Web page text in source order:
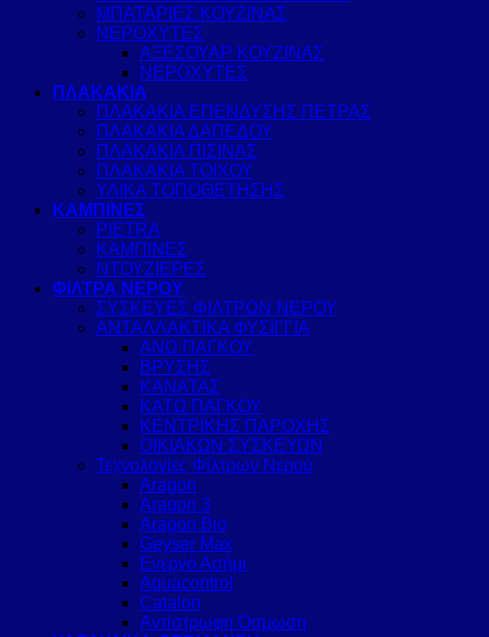
ΜΠΑΤΑΡΙΕΣ ΚΟΥΖΙΝΑΣ
ΝΕΡΟΧΥΤΕΣ
ΑΞΕΣΟΥΑΡ ΚΟΥΖΙΝΑΣ
ΝΕΡΟΧΥΤΕΣ
ΠΛΑΚΑΚΙΑ
ΠΛΑΚΑΚΙΑ ΕΠΕΝΔΥΣΗΣ ΠΕΤΡΑΣ
ΠΛΑΚΑΚΙΑ ΔΑΠΕΔΟΥ
ΠΛΑΚΑΚΙΑ ΠΙΣΙΝΑΣ
ΠΛΑΚΑΚΙΑ ΤΟΙΧΟΥ
ΥΛΙΚΑ ΤΟΠΟΘΕΤΗΣΗΣ
ΚΑΜΠΙΝΕΣ
PIETRA
ΚΑΜΠΙΝΕΣ
ΝΤΟΥΖΙΕΡΕΣ
ΦΙΛΤΡΑ ΝΕΡΟΥ
ΣΥΣΚΕΥΕΣ ΦΙΛΤΡΩΝ ΝΕΡΟΥ
ΑΝΤΑΛΛΑΚΤΙΚΑ ΦΥΣΙΓΓΙΑ
ΑΝΩ ΠΑΓΚΟΥ
ΒΡΥΣΗΣ
ΚΑΝΑΤΑΣ
ΚΑΤΩ ΠΑΓΚΟΥ
ΚΕΝΤΡΙΚΗΣ ΠΑΡΟΧΗΣ
ΟΙΚΙΑΚΩΝ ΣΥΣΚΕΥΩΝ
Τεχνολογίες Φίλτρων Νερού
Aragon
Aragon 3
Aragon Bio
Geyser Max
Ενεργό Ασήμι
Aquacontrol
Catalon
Αντίστρωφη Όσμωση